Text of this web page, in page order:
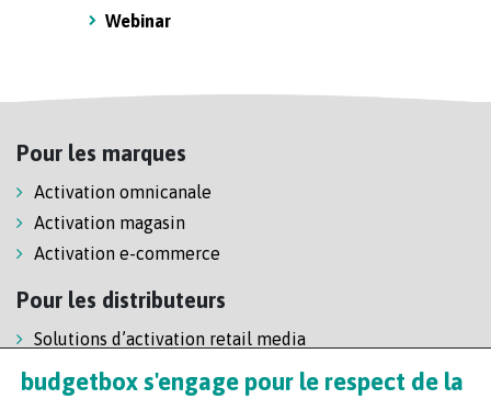
Webinar
Pour les marques
Activation omnicanale
Activation magasin
Activation e-commerce
Pour les distributeurs
Solutions d’activation retail media
Solution de self-scanning
budgetbox s'engage pour le respect de la